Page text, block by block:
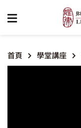
首頁 學堂講座